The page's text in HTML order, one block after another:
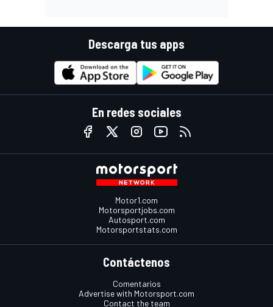
Descarga tus apps
En redes sociales
Motor1.com
Motorsportjobs.com
Autosport.com
Motorsportstats.com
Contáctenos
Comentarios
Advertise with Motorsport.com
Contact the team